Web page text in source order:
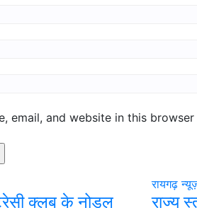
email, and website in this
क्लब के नोडल
रायगढ़
राज्य